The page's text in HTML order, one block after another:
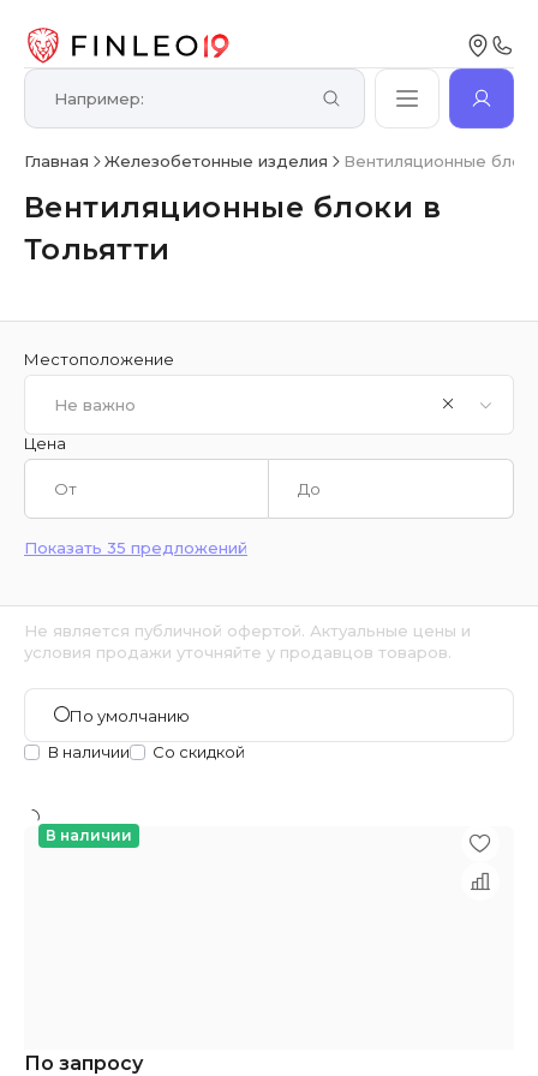
Главная Железобетонные изделия Вентиляционные
Вентиляционные блоки в
Тольятти
Местоположение
Не важно
Цена
Показать 35 предложений
Не является публичной офертой. Актуальные цены и
условия продажи уточняйте у продавцов товаров.
По умолчанию
В наличии
Со скидкой
В наличии
По запросу